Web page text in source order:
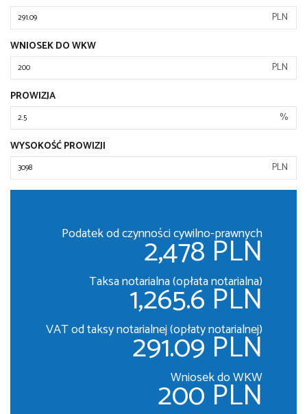
PLN
WNIOSEK DO WKW
PLN
PROWIZJA
%
WYSOKOŚĆ PROWIZJI
PLN
Podatek od czynności cywilno-prawnych
2,478 PLN
Taksa notarialna (opłata notarialna)
1,265.6 PLN
VAT od taksy notarialnej (opłaty notarialnej)
291.09 PLN
Wniosek do WKW
200 PLN